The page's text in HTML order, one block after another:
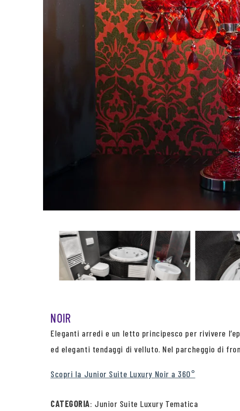
NOIR
Eleganti arredi e un letto principesco per rivivere
ed eleganti tendaggi di velluto. Nel parcheggio di
Scopri la Junior Suite Luxury Noir a 360°
CATEGORIA: Junior Suite Luxury Tematica